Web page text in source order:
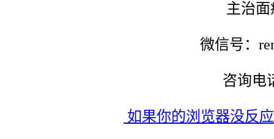
主治
微信号：
咨询电
如果你的浏览器没反